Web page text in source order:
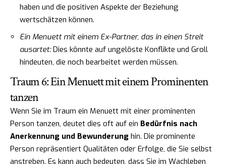
haben und die positiven Aspekte der Beziehung
wertschätzen können.
Ein Menuett mit einem Ex-Partner, das in einen Streit
ausartet:Dies könnte auf ungelöste Konflikte und Groll
hindeuten, die noch bearbeitet werden müssen.
Traum 6: Ein Menuett mit einem Prominenten
tanzen
Wenn Sie im Traum ein Menuett mit einer prominenten
Person tanzen, deutet dies oft auf ein Bedürfnis nach
Anerkennung und Bewunderung hin. Die prominente
Person repräsentiert Qualitäten oder Erfolge, die Sie selbst
anstreben. Es kann auch bedeuten, dass Sie im Wachleben